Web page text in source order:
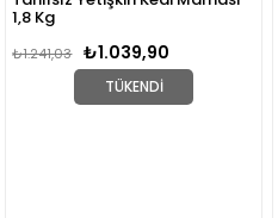
TÜKENDI
1,8 Kg
₺1.039,90
₺1.241,03